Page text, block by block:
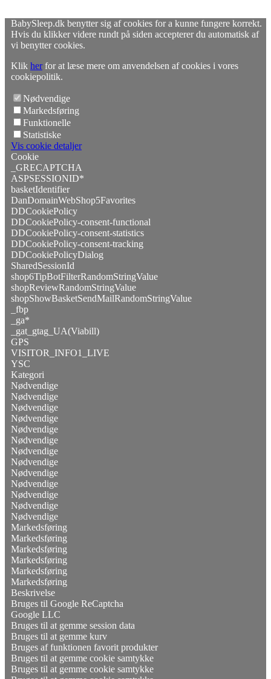
BabySleep.dk benytter sig af cookies for a kunne fungere korrekt.
Hvis du klikker videre rundt på siden accepterer du automatisk af
vi benytter cookies.
Klik her for at læse mere om anvendelsen af cookies i vores
cookiepolitik.
Nødvendige
Markedsføring
Funktionelle
Statistiske
Vis cookie detaljer
Cookie
_GRECAPTCHA
ASPSESSIONID*
basketIdentifier
DanDomainWebShop5Favorites
DDCookiePolicy
DDCookiePolicy-consent-functional
DDCookiePolicy-consent-statistics
DDCookiePolicy-consent-tracking
DDCookiePolicyDialog
SharedSessionId
shop6TipBotFilterRandomStringValue
shopReviewRandomStringValue
shopShowBasketSendMailRandomStringValue
_fbp
_ga*
_gat_gtag_UA(Viabill)
GPS
VISITOR_INFO1_LIVE
YSC
Kategori
Nødvendige
Nødvendige
Nødvendige
Nødvendige
Nødvendige
Nødvendige
Nødvendige
Nødvendige
Nødvendige
Nødvendige
Nødvendige
Nødvendige
Nødvendige
Markedsføring
Markedsføring
Markedsføring
Markedsføring
Markedsføring
Markedsføring
Beskrivelse
Bruges til Google ReCaptcha
Google LLC
Bruges til at gemme session data
Bruges til at gemme kurv
Bruges af funktionen favorit produkter
Bruges til at gemme cookie samtykke
Bruges til at gemme cookie samtykke